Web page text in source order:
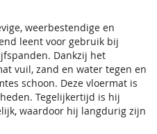
weerbestendige en
leent voor gebruik bij
Dankzij het
vuil, zand en water tegen en
schoon. Deze vloermat is
Tegelijkertijd is hij
waardoor hij langdurig zijn